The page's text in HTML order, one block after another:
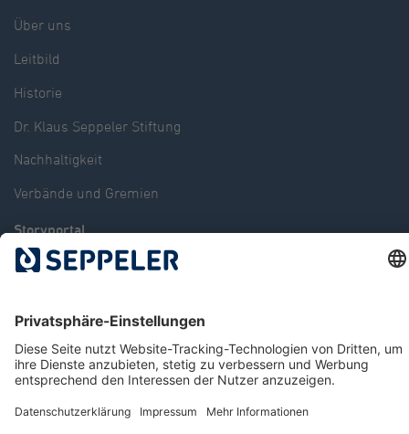
Über uns
Leitbild
Historie
Dr. Klaus Seppeler Stiftung
Nachhaltigkeit
Verbände und Gremien
Storyportal
News
Karriere
Kontakt